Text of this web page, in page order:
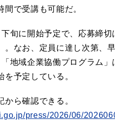
間で受講も可能だ。
旬に開始予定で、応募締
。なお、定員に達し次第、
地域企業協働プログラム
を予定している。
から確認できる。
press/2026/06/